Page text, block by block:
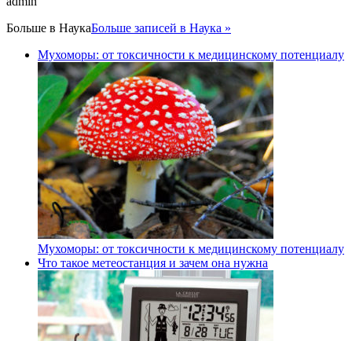
Больше в НаукаБольше записей в Наука »
Мухоморы: от токсичности к медицинскому потенциалу
Мухоморы: от токсичности к медицинскому потенциалу
Что такое метеостанция и зачем она нужна